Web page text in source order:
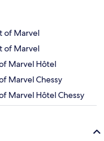
of Marvel
of Marvel
Marvel Hôtel
Marvel Chessy
Marvel Hôtel Chessy